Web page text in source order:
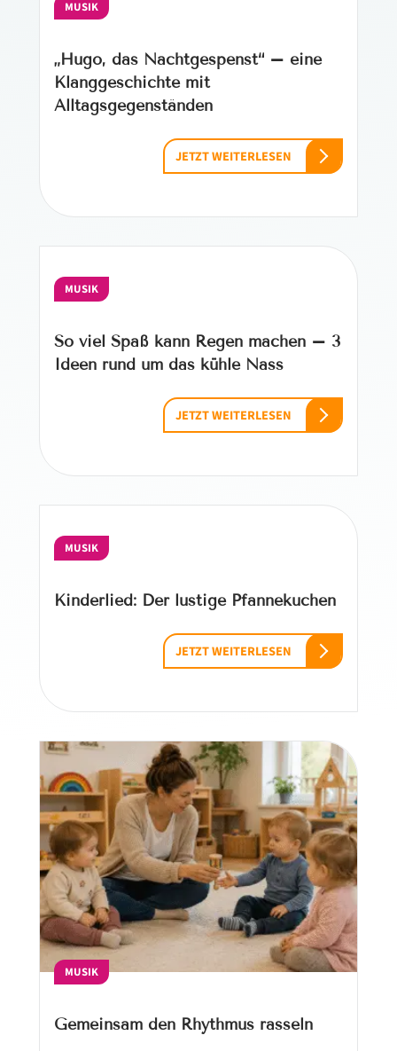
MUSIK
„Hugo, das Nachtgespenst“ – eine
Klanggeschichte mit
Alltagsgegenständen
JETZT WEITERLESEN
MUSIK
So viel Spaß kann Regen machen – 3
Ideen rund um das kühle Nass
JETZT WEITERLESEN
MUSIK
Kinderlied: Der lustige Pfannekuchen
JETZT WEITERLESEN
MUSIK
Gemeinsam den Rhythmus rasseln